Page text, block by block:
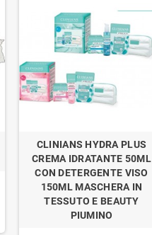
CLINIANS HYDRA PLUS
CREMA IDRATANTE 50ML
CON DETERGENTE VISO
150ML MASCHERA IN
TESSUTO E BEAUTY
PIUMINO